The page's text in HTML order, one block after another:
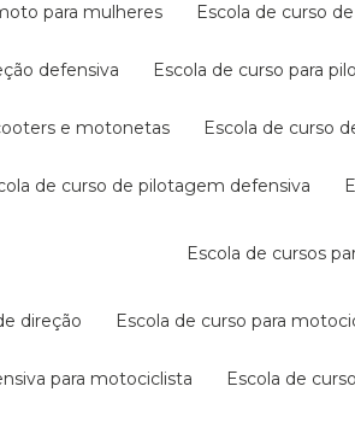
para mulheres escola de curso
defensiva escola de curso para
e motonetas escola de curso
de curso de pilotagem defensiva
escola de cursos
direção escola de curso para
para motociclista escola de